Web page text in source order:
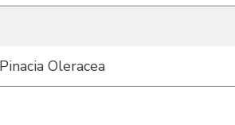
Oleracea